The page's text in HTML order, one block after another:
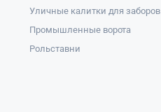
Уличные калитки для заборов
Промышленные ворота
Рольставни